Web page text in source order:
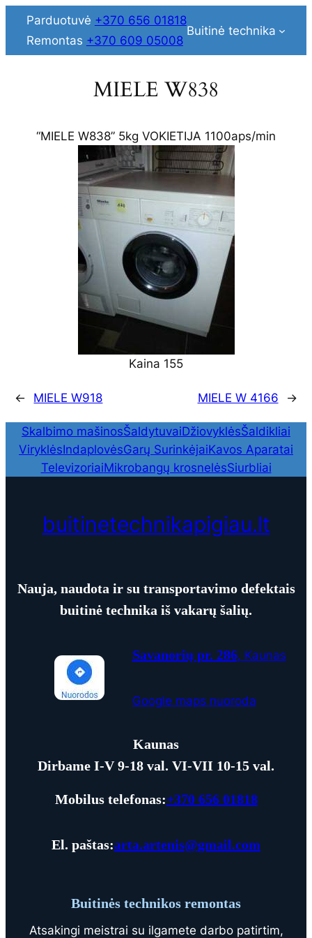
SkipParduotuvė +370 656 01818
Remontas +370 609 05008
Buitinė technika
MIELE W838
“MIELE W838” 5kg VOKIETIJA 1100aps/min
Kaina 155
← MIELE W918 MIELE W 4166 →
Skalbimo mašinosŠaldytuvaiDžiovyklėsŠaldikliai
ViryklėsIndaplovėsGarų SurinkėjaiKavos Aparatai
TelevizoriaiMikrobangų krosnelėsSiurbliai
buitinetechnikapigiau.lt
Nauja, naudota ir su transportavimo defektais
buitinė technika iš vakarų šalių.
Savanorių pr. 286, Kaunas
Google maps nuoroda
Kaunas
Dirbame I-V 9-18 val. VI-VII 10-15 val.
Mobilus telefonas:+370 656 01818
El. paštas:arta.artenis@gmail.com
Buitinės technikos remontas
Atsakingi meistrai su ilgamete darbo patirtim,